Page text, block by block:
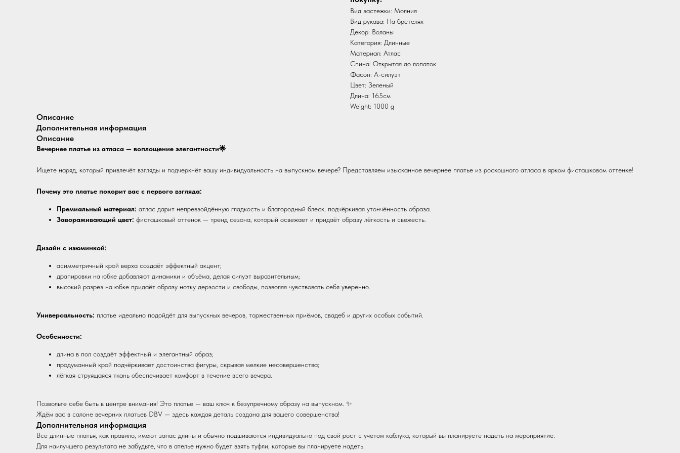
Вид застежки: Молния
Вид рукава: На бретелях
Декор: Воланы
Категория: Длинные
Материал: Атлас
Спина: Открытая до лопаток
Фасон: А-силуэт
Цвет: Зеленый
Длина: 165см
Weight: 1000 g
Описание
Дополнительная информация
Описание
Вечернее платье из атласа — воплощение элегантности🌟
Ищете наряд, который привлечёт взгляды и подчеркнёт вашу индивидуальность на выпускном вечере? Представляем изысканное вечернее платье из роскошного атласа в ярком фисташковом оттенке!
Почему это платье покорит вас с первого взгляда:
Премиальный материал: атлас дарит непревзойдённую гладкость и благородный блеск, подчёркивая утончённость образа.
Завораживающий цвет: фисташковый оттенок — тренд сезона, который освежает и придаёт образу лёгкость и свежесть.
Дизайн с изюминкой:
асимметричный крой верха создаёт эффектный акцент;
драпировки на юбке добавляют динамики и объёма, делая силуэт выразительным;
высокий разрез на юбке придаёт образу нотку дерзости и свободы, позволяя чувствовать себя уверенно.
Универсальность: платье идеально подойдёт для выпускных вечеров, торжественных приёмов, свадеб и других особых событий.
Особенности:
длина в пол создаёт эффектный и элегантный образ;
продуманный крой подчёркивает достоинства фигуры, скрывая мелкие несовершенства;
лёгкая струящаяся ткань обеспечивает комфорт в течение всего вечера.
Позвольте себе быть в центре внимания! Это платье — ваш ключ к безупречному образу на выпускном. ✨
Ждём вас в салоне вечерних платьев DBV — здесь каждая деталь создана для вашего совершенства!
Дополнительная информация
Все длинные платья, как правило, имеют запас длины и обычно подшиваются индивидуально под свой рост с учетом каблука, который вы планируете надеть на мероприятие.
Для наилучшего результата не забудьте, что в ателье нужно будет взять туфли, которые вы планируете надеть.